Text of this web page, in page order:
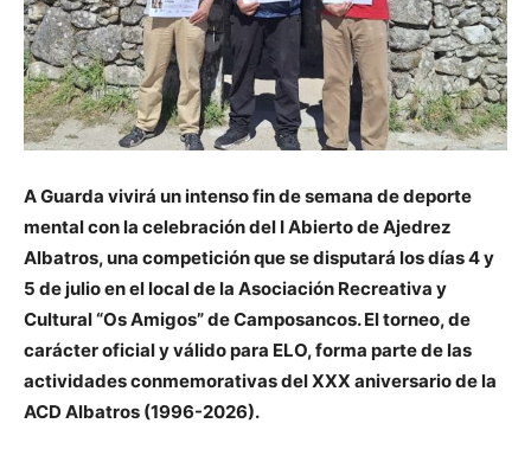
A Guarda vivirá un intenso fin de semana de deporte
mental con la celebración del I Abierto de Ajedrez
Albatros, una competición que se disputará los días 4 y
5 de julio en el local de la Asociación Recreativa y
Cultural “Os Amigos” de Camposancos. El torneo, de
carácter oficial y válido para ELO, forma parte de las
actividades conmemorativas del XXX aniversario de la
ACD Albatros (1996-2026).